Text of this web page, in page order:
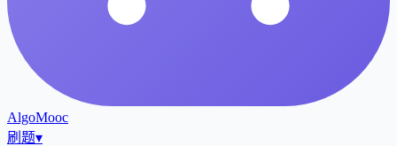
AlgoMooc
刷题▾